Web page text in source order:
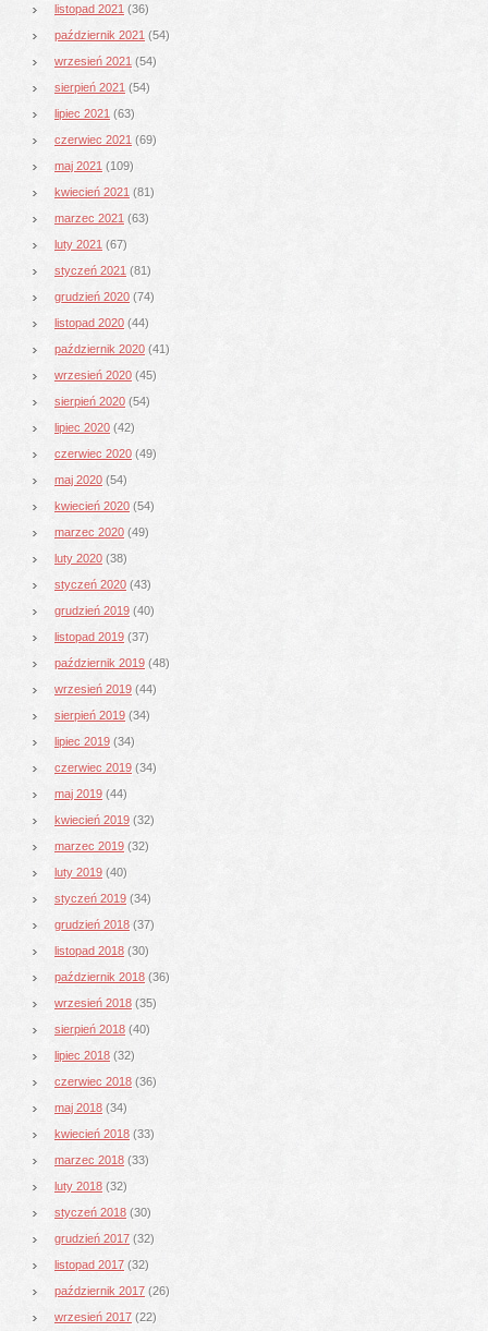
listopad 2021 (36)
październik 2021 (54)
wrzesień 2021 (54)
sierpień 2021 (54)
lipiec 2021 (63)
czerwiec 2021 (69)
maj 2021 (109)
kwiecień 2021 (81)
marzec 2021 (63)
luty 2021 (67)
styczeń 2021 (81)
grudzień 2020 (74)
listopad 2020 (44)
październik 2020 (41)
wrzesień 2020 (45)
sierpień 2020 (54)
lipiec 2020 (42)
czerwiec 2020 (49)
maj 2020 (54)
kwiecień 2020 (54)
marzec 2020 (49)
luty 2020 (38)
styczeń 2020 (43)
grudzień 2019 (40)
listopad 2019 (37)
październik 2019 (48)
wrzesień 2019 (44)
sierpień 2019 (34)
lipiec 2019 (34)
czerwiec 2019 (34)
maj 2019 (44)
kwiecień 2019 (32)
marzec 2019 (32)
luty 2019 (40)
styczeń 2019 (34)
grudzień 2018 (37)
listopad 2018 (30)
październik 2018 (36)
wrzesień 2018 (35)
sierpień 2018 (40)
lipiec 2018 (32)
czerwiec 2018 (36)
maj 2018 (34)
kwiecień 2018 (33)
marzec 2018 (33)
luty 2018 (32)
styczeń 2018 (30)
grudzień 2017 (32)
listopad 2017 (32)
październik 2017 (26)
wrzesień 2017 (22)